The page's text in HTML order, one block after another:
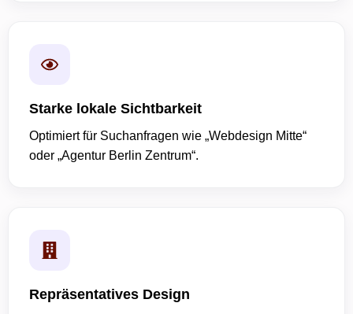
Starke lokale Sichtbarkeit
Optimiert für Suchanfragen wie „Webdesign Mitte“
oder „Agentur Berlin Zentrum“.
Repräsentatives Design